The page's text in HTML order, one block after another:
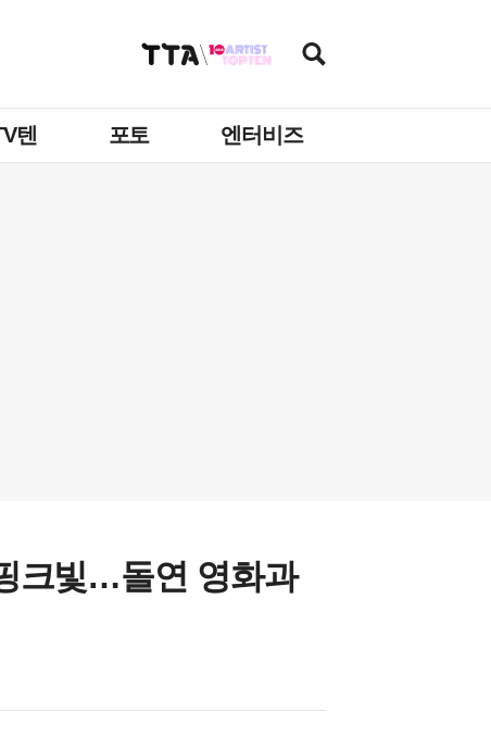
텐 포토 엔터비즈
크빛…돌연 영화과